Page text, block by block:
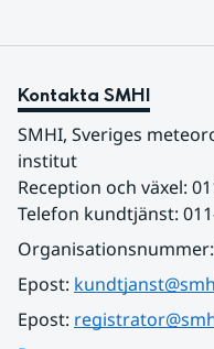
Kontakta SMHI
SMHI, Sveriges
institut
Reception och växel:
Telefon kundtjänst:
Epost:
Epost: